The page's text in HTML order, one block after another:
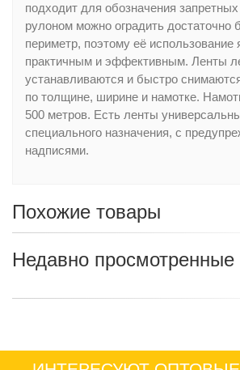
подходит для обозначения
рулоном можно оградить достаточно
периметр, поэтому её использование
практичным и эффективным. Ленты
устанавливаются и быстро
по толщине, ширине и намотке.
500 метров. Есть ленты
специального назначения, с
надписями.
Похожие товары
Недавно просмотренные